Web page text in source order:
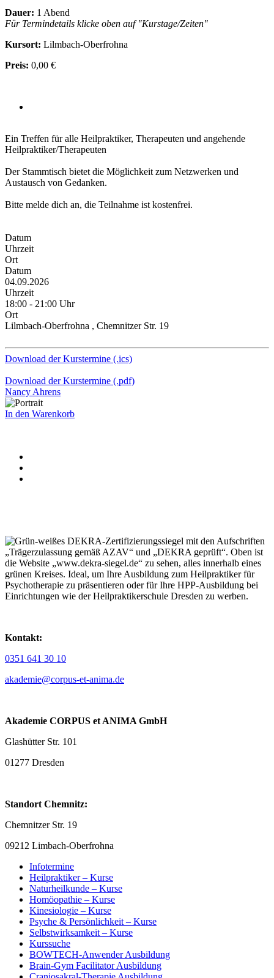
Dauer: 1 Abend
Für Termindetails klicke oben auf "Kurstage/Zeiten"
Kursort: Lilmbach-Oberfrohna
Preis: 0,00 €
Ein Treffen für alle Heilpraktiker, Therapeuten und angehende
Heilpraktiker/Therapeuten
Der Stammtisch bietet die Möglichkeit zum Netzwerken und
Austausch von Gedanken.
Bitte melde dich an, die Teilnahme ist kostenfrei.
Datum
Uhrzeit
Ort
Datum
04.09.2026
Uhrzeit
18:00 - 21:00 Uhr
Ort
Lilmbach-Oberfrohna , Chemnitzer Str. 19
Download der Kurstermine (.ics)
Download der Kurstermine (.pdf)
Nancy Ahrens
In den Warenkorb
Kontakt:
0351 641 30 10
akademie@corpus-et-anima.de
Akademie CORPUS et ANIMA GmbH
Glashütter Str. 101
01277 Dresden
Standort Chemnitz:
Chemnitzer Str. 19
09212 Limbach-Oberfrohna
Infotermine
Heilpraktiker – Kurse
Naturheilkunde – Kurse
Homöopathie – Kurse
Kinesiologie – Kurse
Psyche & Persönlichkeit – Kurse
Selbstwirksamkeit – Kurse
Kurssuche
BOWTECH-Anwender Ausbildung
Brain-Gym Facilitator Ausbildung